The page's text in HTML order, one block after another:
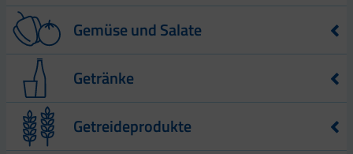
Austern
Hummer
Scholle
Heilbutt
3.010
Alaska Seelachs
Lebensmittel
Glutaminsäure-Gehalt – angegeben
in mg – pro 100 g Lebensmittel
Gans
Schweineleber
Schweinebauch,
geräuchert
Gemüse und Salate
Lebensmittel
Rhabarber
Bambussprossen
Getränke
Lebensmittel
Glutaminsäure-Gehalt – angegeben in mg
– pro 100 g Lebensmittel
Getreideprodukte